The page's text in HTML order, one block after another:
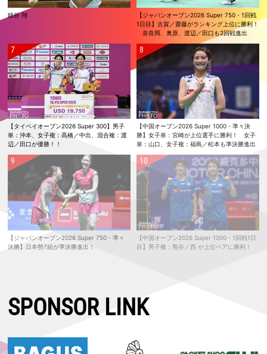
銭谷 翔
【ジャパンオープン2026 Super 750・1回戦
1日目】古賀／齋藤がランキング上位に勝利！
奈良岡、奥原、渡辺／田口も2回戦進出
【タイペイオープン2026 Super 300】男子
単：沖本、女子複：髙橋／中出、混合複：渡
辺／田口が優勝！！
【中国オープン2026 Super 1000・準々決
勝】女子単：宮崎が上位選手に勝利！ 女子
単：山口、女子複：福島／松本も準決勝進出
【ジャパンオープン2026 Super 750・準々
決勝】日本勢7組が準決勝進出！
【中国オープン2026 Super 1000・1回戦1日
目】男子複：熊谷／西 が上位ペアに勝利！
SPONSOR LINK